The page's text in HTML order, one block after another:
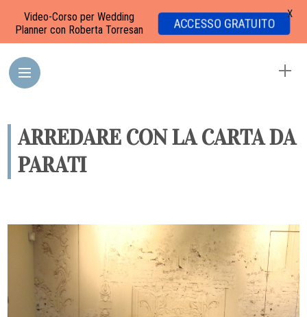
ARREDARE CON LA CARTA DA
PARATI
Video-Corso per Wedding
Planner con Roberta Torresan
ACCESSO GRATUITO
X